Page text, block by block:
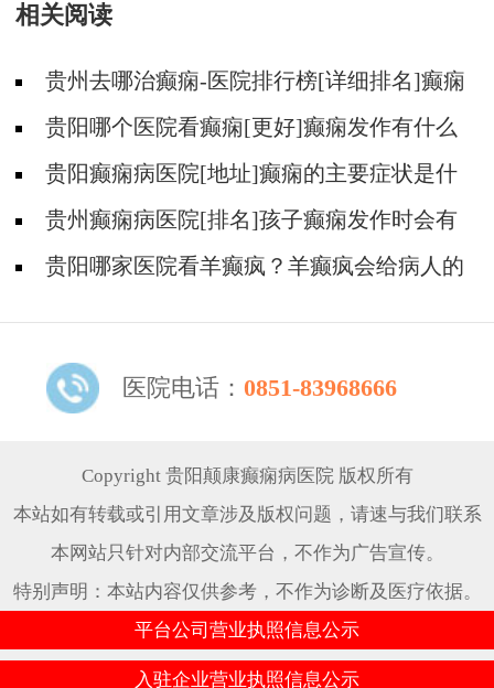
相关阅读
贵州去哪治癫痫-医院排行榜[详细排名]癫痫
会导致病人精神失常吗?
贵阳哪个医院看癫痫[更好]癫痫发作有什么
症状表现?
贵阳癫痫病医院[地址]癫痫的主要症状是什
么?贵州癫痫病医院[排名]孩子癫痫发作时会有
什么症状?
贵阳哪家医院看羊癫疯？羊癫疯会给病人的
医院电话： 0851-83968666
Copyright 贵阳颠康癫痫病医院 版权所有
本站如有转载或引用文章涉及版权问题，请速与我们联系
本网站只针对内部交流平台，不作为广告宣传。
特别声明：本站内容仅供参考，不作为诊断及医疗依据。
平台公司营业执照信息公示
入驻企业营业执照信息公示